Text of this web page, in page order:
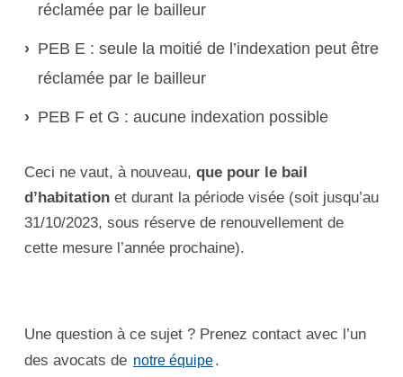
réclamée par le bailleur
PEB E : seule la moitié de l’indexation peut être
réclamée par le bailleur
PEB F et G : aucune indexation possible
Ceci ne vaut, à nouveau, que pour le bail
d’habitationet durant la période visée (soit jusqu’au
31/10/2023, sous réserve de renouvellement de
cette mesure l’année prochaine).
Une question à ce sujet ? Prenez contact avec l’un
des avocats de notre équipe.